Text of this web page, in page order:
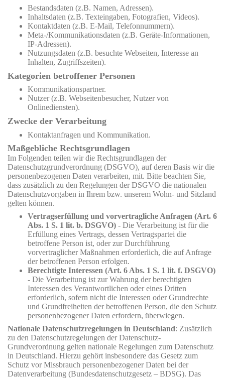
Bestandsdaten (z.B. Namen, Adressen).
Inhaltsdaten (z.B. Texteingaben, Fotografien, Videos).
Kontaktdaten (z.B. E-Mail, Telefonnummern).
Meta-/Kommunikationsdaten (z.B. Geräte-Informationen,
IP-Adressen).
Nutzungsdaten (z.B. besuchte Webseiten, Interesse an
Inhalten, Zugriffszeiten).
Kategorien betroffener Personen
Kommunikationspartner.
Nutzer (z.B. Webseitenbesucher, Nutzer von
Onlinediensten).
Zwecke der Verarbeitung
Kontaktanfragen und Kommunikation.
Maßgebliche Rechtsgrundlagen
Im Folgenden teilen wir die Rechtsgrundlagen der
Datenschutzgrundverordnung (DSGVO), auf deren Basis wir die
personenbezogenen Daten verarbeiten, mit. Bitte beachten Sie,
dass zusätzlich zu den Regelungen der DSGVO die nationalen
Datenschutzvorgaben in Ihrem bzw. unserem Wohn- und Sitzland
gelten können.
Vertragserfüllung und vorvertragliche Anfragen (Art. 6
Abs. 1 S. 1 lit. b. DSGVO) - Die Verarbeitung ist für die
Erfüllung eines Vertrags, dessen Vertragspartei die
betroffene Person ist, oder zur Durchführung
vorvertraglicher Maßnahmen erforderlich, die auf Anfrage
der betroffenen Person erfolgen.
Berechtigte Interessen (Art. 6 Abs. 1 S. 1 lit. f. DSGVO)
- Die Verarbeitung ist zur Wahrung der berechtigten
Interessen des Verantwortlichen oder eines Dritten
erforderlich, sofern nicht die Interessen oder Grundrechte
und Grundfreiheiten der betroffenen Person, die den Schutz
personenbezogener Daten erfordern, überwiegen.
Nationale Datenschutzregelungen in Deutschland: Zusätzlich
zu den Datenschutzregelungen der Datenschutz-
Grundverordnung gelten nationale Regelungen zum Datenschutz
in Deutschland. Hierzu gehört insbesondere das Gesetz zum
Schutz vor Missbrauch personenbezogener Daten bei der
Datenverarbeitung (Bundesdatenschutzgesetz – BDSG). Das